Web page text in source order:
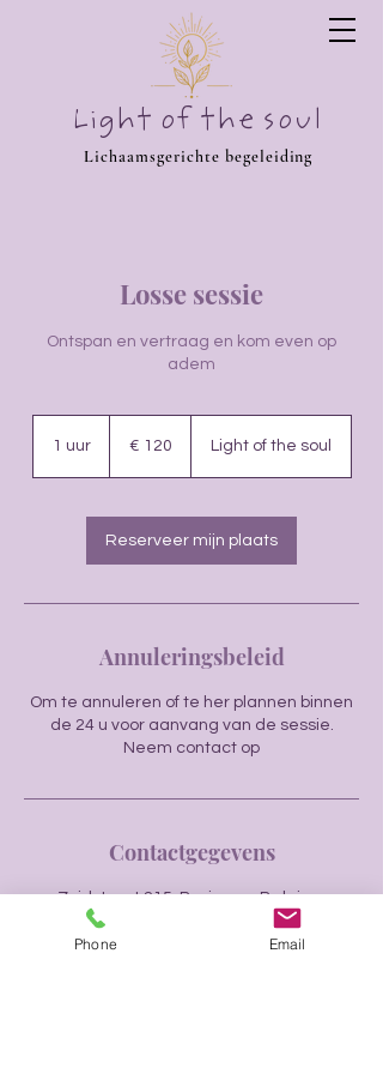
Light of the soul
Lichaamsgerichte begeleiding
Losse sessie
Ontspan en vertraag en kom even op
adem
1 uur1
€ 120 Light of the soul
Reserveer mijn plaats
Annuleringsbeleid
Om te annuleren of te her plannen binnen
de 24 u voor aanvang van de sessie.
Neem contact op
Contactgegevens
Zuidstraat 215, Beringen, Belgium
Phone Email